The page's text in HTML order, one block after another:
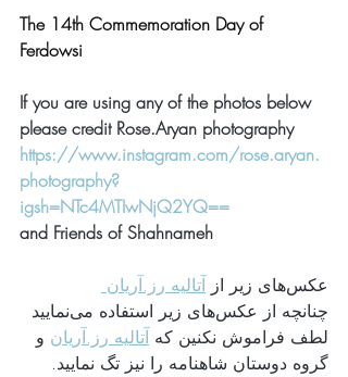
The 14th Commemoration Day of
Ferdowsi
If you are using any of the photos below
please credit Rose.Aryan photography
https://www.instagram.com/rose.aryan.
photography?
igsh=NTc4MTIwNjQ2YQ==
and Friends of Shahnameh
عکس‌های زیر از
آتالیه رز.آریان
چنانچه از عکس‌های زیر استفاده می‌نمایید
لطف فراموش نکنین که آتالیه رز.آریان و
گروه دوستان شاهنامه را نیز تگ نمایید.